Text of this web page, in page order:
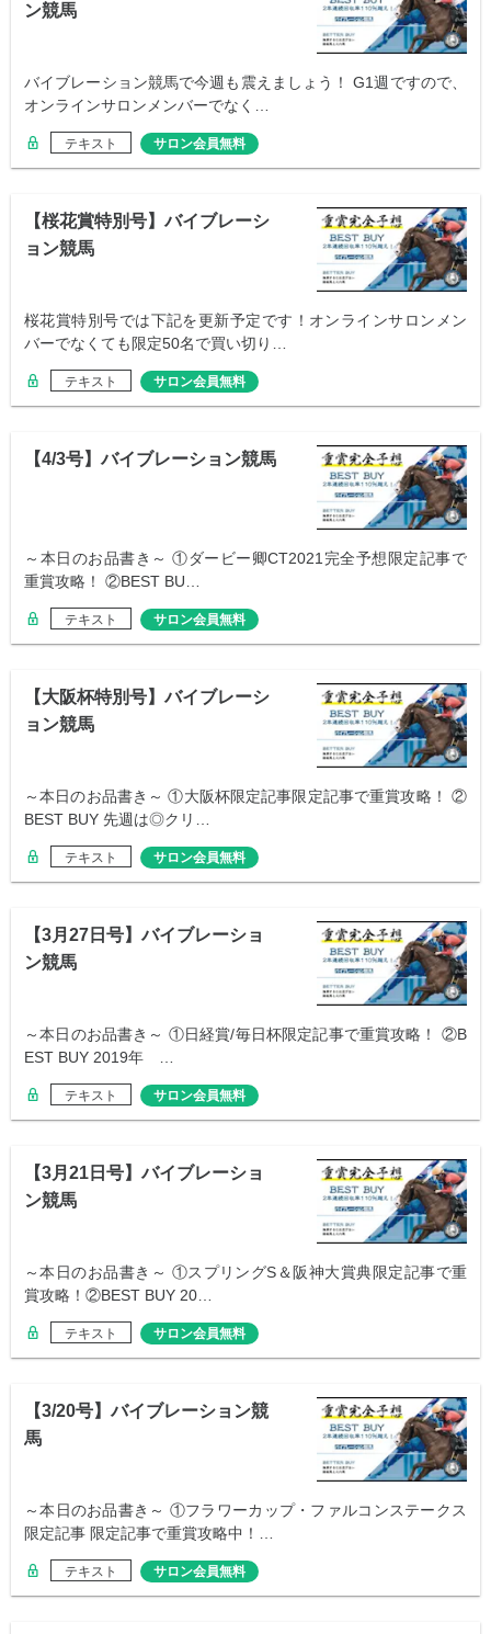
ン競馬
バイブレーション競馬で今週も震えましょう！ G1週ですので、
オンラインサロンメンバーでなく…
テキスト サロン会員無料
【桜花賞特別号】バイブレーシ
ョン競馬
桜花賞特別号では下記を更新予定です！オンラインサロンメン
バーでなくても限定50名で買い切り…
テキスト サロン会員無料
【4/3号】バイブレーション競馬
～本日のお品書き～ ①ダービー卿CT2021完全予想限定記事で
重賞攻略！ ②BEST BU…
テキスト サロン会員無料
【大阪杯特別号】バイブレーシ
ョン競馬
～本日のお品書き～ ①大阪杯限定記事限定記事で重賞攻略！ ②
BEST BUY 先週は◎クリ…
テキスト サロン会員無料
【3月27日号】バイブレーショ
ン競馬
～本日のお品書き～ ①日経賞/毎日杯限定記事で重賞攻略！ ②B
EST BUY 2019年 …
テキスト サロン会員無料
【3月21日号】バイブレーショ
ン競馬
～本日のお品書き～ ①スプリングS＆阪神大賞典限定記事で重
賞攻略！②BEST BUY 20…
テキスト サロン会員無料
【3/20号】バイブレーション競
馬
～本日のお品書き～ ①フラワーカップ・ファルコンステークス
限定記事 限定記事で重賞攻略中！…
テキスト サロン会員無料